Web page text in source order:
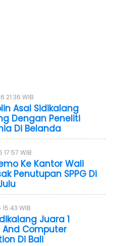
21:36 WIB
Asal Sidikalang
Dengan Peneliti
Di Belanda
WIB
Ke Kantor Wali
Penutupan SPPG Di
WIB
Juara 1
And Computer
Di Bali